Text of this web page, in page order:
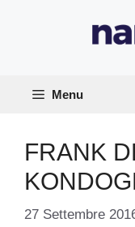
Menu
FRANK
27 Settembre